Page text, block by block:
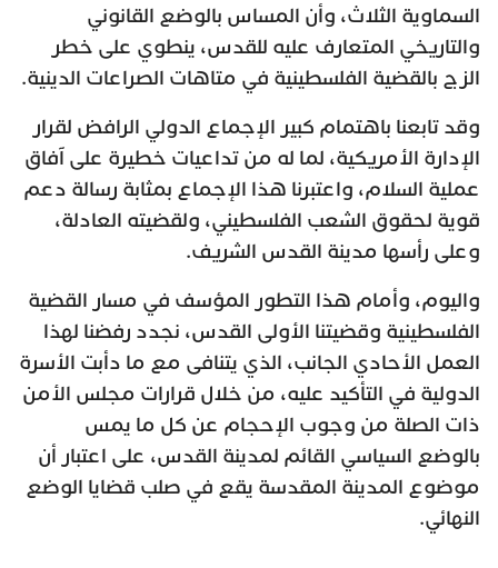
السماوية الثلاث، وأن المساس بالوضع القانوني
والتاريخي المتعارف عليه للقدس، ينطوي على خطر
الزج بالقضية الفلسطينية في متاهات الصراعات الدينية.
وقد تابعنا باهتمام كبير الإجماع الدولي الرافض لقرار
الإدارة الأمريكية، لما له من تداعيات خطيرة على آفاق
عملية السلام، واعتبرنا هذا الإجماع بمثابة رسالة دعم
قوية لحقوق الشعب الفلسطيني، ولقضيته العادلة،
وعلى رأسها مدينة القدس الشريف.
واليوم، وأمام هذا التطور المؤسف في مسار القضية
الفلسطينية وقضيتنا الأولى القدس، نجدد رفضنا لهذا
العمل الأحادي الجانب، الذي يتنافى مع ما دأبت الأسرة
الدولية في التأكيد عليه، من خلال قرارات مجلس الأمن
ذات الصلة من وجوب الإحجام عن كل ما يمس
بالوضع السياسي القائم لمدينة القدس، على اعتبار أن
موضوع المدينة المقدسة يقع في صلب قضايا الوضع
النهائي.